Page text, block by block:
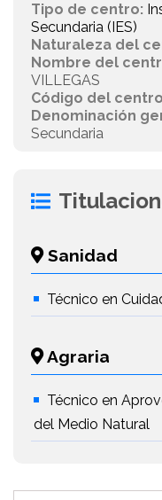
Tipo de centro:
Secundaria (IES)
Naturaleza del
Nombre del
VILLEGAS
Código del
Denominación
Secundaria
Sanidad
Técnico en
Agraria
Técnico en
del Medio Natural